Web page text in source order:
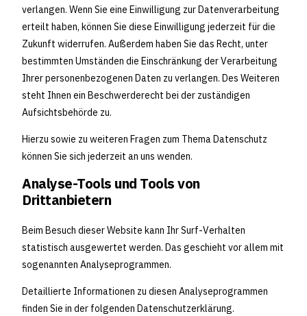
verlangen. Wenn Sie eine Einwilligung zur Datenverarbeitung
erteilt haben, können Sie diese Einwilligung jederzeit für die
Zukunft widerrufen. Außerdem haben Sie das Recht, unter
bestimmten Umständen die Einschränkung der Verarbeitung
Ihrer personenbezogenen Daten zu verlangen. Des Weiteren
steht Ihnen ein Beschwerderecht bei der zuständigen
Aufsichtsbehörde zu.
Hierzu sowie zu weiteren Fragen zum Thema Datenschutz
können Sie sich jederzeit an uns wenden.
Analyse-Tools und Tools von
Drittanbietern
Beim Besuch dieser Website kann Ihr Surf-Verhalten
statistisch ausgewertet werden. Das geschieht vor allem mit
sogenannten Analyseprogrammen.
Detaillierte Informationen zu diesen Analyseprogrammen
finden Sie in der folgenden Datenschutzerklärung.